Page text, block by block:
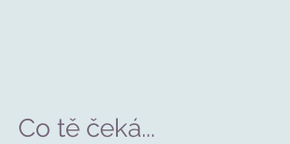
Co tě čeká...